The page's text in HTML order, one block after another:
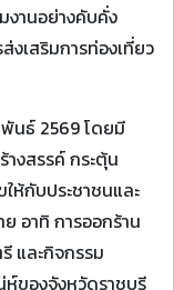
งานอย่างคับคั่ง
งเสริมการท่องเที่ยว
พันธ์ 2569 โดยมี
างสรรค์ กระตุ้น
ห้กับประชาชนและ
อาทิ การออกร้าน
และกิจกรรม
ของจังหวัดราชบุรี